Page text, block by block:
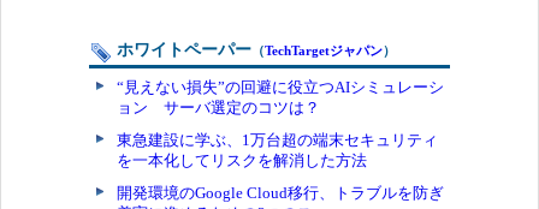
ホワイトペーパー （TechTargetジャパン）
“見えない損失”の回避に役立つAIシミュレーシ
ョン サーバ選定のコツは？
東急建設に学ぶ、1万台超の端末セキュリティ
を一本化してリスクを解消した方法
開発環境のGoogle Cloud移行、トラブルを防ぎ